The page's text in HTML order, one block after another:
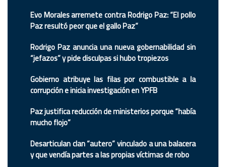
Evo Morales arremete contra Rodrigo Paz: “El pollo
Paz resultó peor que el gallo Paz”
Rodrigo Paz anuncia una nueva gobernabilidad sin
“jefazos” y pide disculpas si hubo tropiezos
Gobierno atribuye las filas por combustible a la
corrupción e inicia investigación en YPFB
Paz justifica reducción de ministerios porque “había
mucho flojo”
Desarticulan clan “autero” vinculado a una balacera
y que vendía partes a las propias víctimas de robo